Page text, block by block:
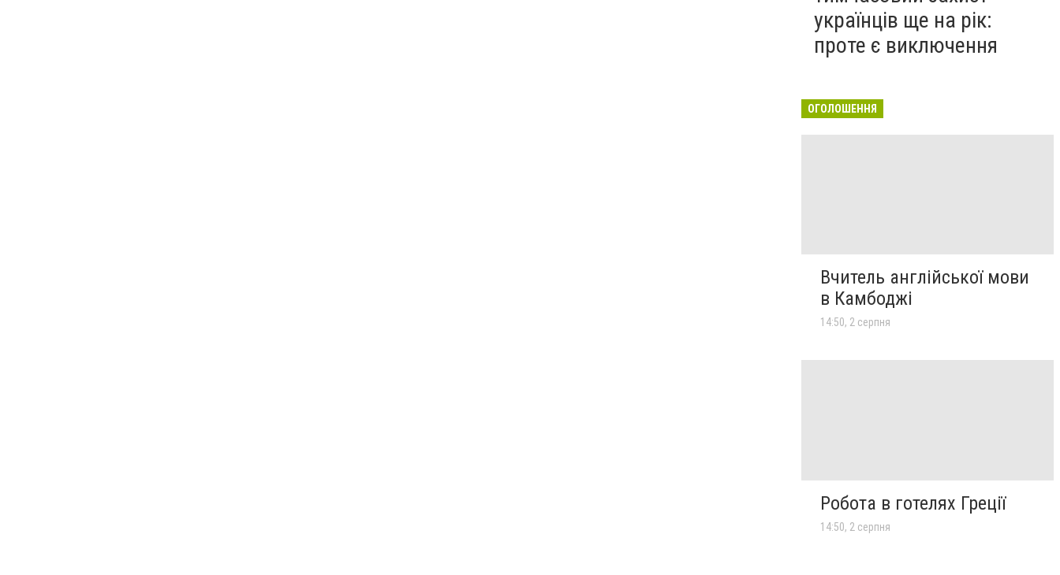
українців ще на рік:
проте є виключення
ОГОЛОШЕННЯ
Вчитель англійської мови
в Камбоджі
14:50, 2 серпня
Робота в готелях Греції
14:50, 2 серпня